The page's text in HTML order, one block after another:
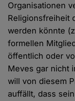
Organisationen
Religionsfreiheit
werden könnte
formellen
öffentlich oder
Meves gar nicht
will von diesem
auffällt, dass